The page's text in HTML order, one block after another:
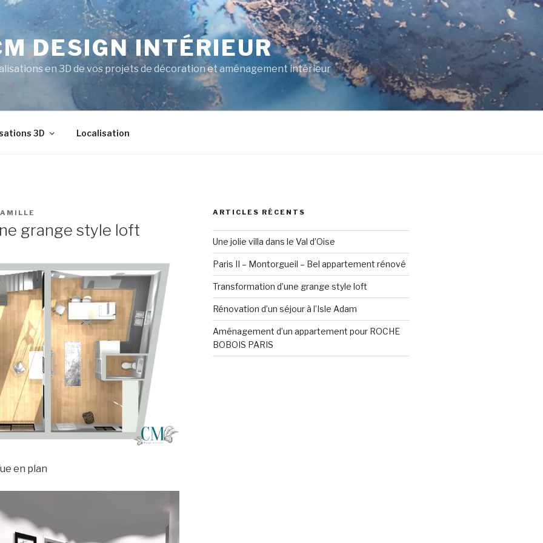
DESIGN INTÉRIEUR
en 3D de vos projets de décoration et aménagement intérieur
3D Localisation
grange style loft
en plan
ARTICLES RÉCENTS
Une jolie villa dans le Val d’Oise
Paris II – Montorgueil – Bel appartement rénové
Transformation d’une grange style loft
Rénovation d’un séjour à l’Isle Adam
Aménagement d’un appartement pour ROCHE
BOBOIS PARIS